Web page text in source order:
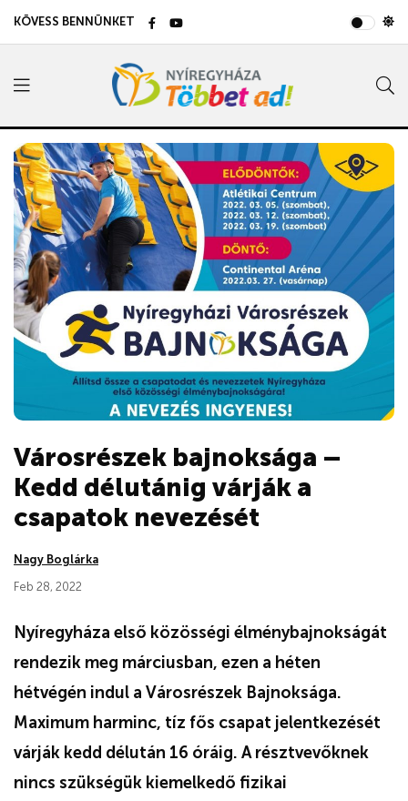
KÖVESS BENNÜNKET
Városrészek bajnoksága –
Kedd délutánig várják a
csapatok nevezését
Nagy Boglárka
Feb 28, 2022
Nyíregyháza első közösségi élménybajnokságát
rendezik meg márciusban, ezen a héten
hétvégén indul a Városrészek Bajnoksága.
Maximum harminc, tíz fős csapat jelentkezését
várják kedd délután 16 óráig. A résztvevőknek
nincs szükségük kiemelkedő fizikai